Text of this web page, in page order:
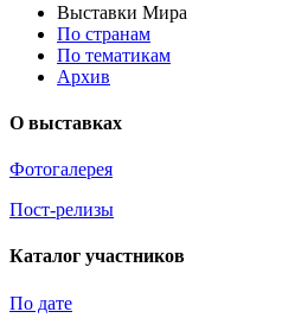
Выставки Мира
По странам
По тематикам
Архив
О выставках
Фотогалерея
Пост-релизы
Каталог участников
По дате